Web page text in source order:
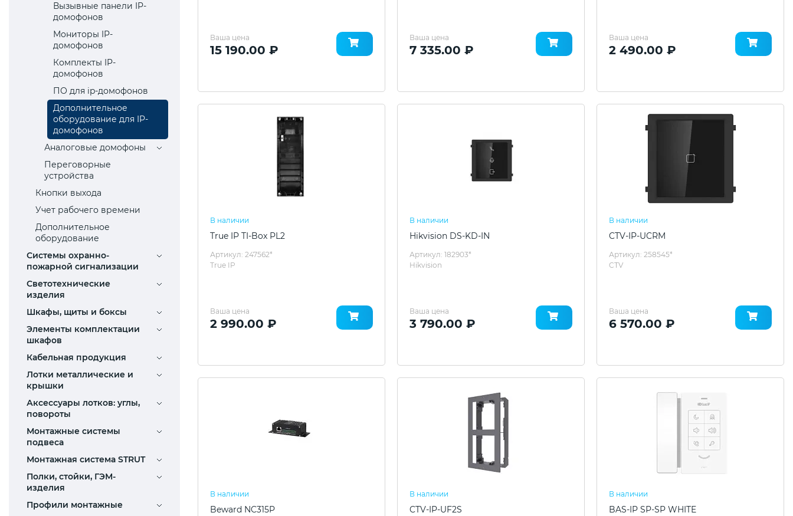
Вызывные панели IP-
домофонов
Мониторы IP-
домофонов
Комплекты IP-
домофонов
ПО для ip-домофонов
Дополнительное
оборудование для IP-
домофонов
Аналоговые домофоны
Переговорные
устройства
Кнопки выхода
Учет рабочего времени
Дополнительное
оборудование
Системы охранно-
пожарной сигнализации
Светотехнические
изделия
Шкафы, щиты и боксы
Элементы комплектации
шкафов
Кабельная продукция
Лотки металлические и
крышки
Аксессуары лотков: углы,
повороты
Монтажные системы
подвеса
Монтажная система STRUT
Полки, стойки, ГЭМ-
изделия
Профили монтажные
Ваша цена
15 190.00 ₽
Ваша цена
7 335.00 ₽
Ваша цена
2 490.00 ₽
В наличии
True IP TI-Box PL2
Артикул: 247562*
True IP
Ваша цена
2 990.00 ₽
В наличии
Hikvision DS-KD-IN
Артикул: 182903*
Hikvision
Ваша цена
3 790.00 ₽
В наличии
CTV-IP-UCRM
Артикул: 258545*
CTV
Ваша цена
6 570.00 ₽
В наличии
Beward NC315P
В наличии
CTV-IP-UF2S
В наличии
BAS-IP SP-SP WHITE